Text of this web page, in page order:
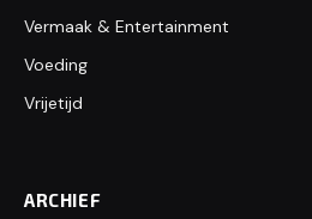
Vermaak & Entertainment
Voeding
Vrijetijd
ARCHIEF